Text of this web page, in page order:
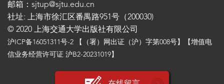
邮箱：sjtup@sjtu.edu.cn
社址: 上海市徐汇区番禺路951号（200030)
© 2020 上海交通大学出版社有限公司
沪ICP备16051311号-2 【（署）网出证（沪）字第008号】【增值电
信业务经营许可证 沪B2-20231019】